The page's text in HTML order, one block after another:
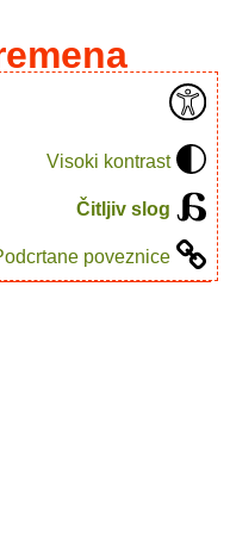
Visoki kontrast
Čitljiv slog
poveznice
knjiga.